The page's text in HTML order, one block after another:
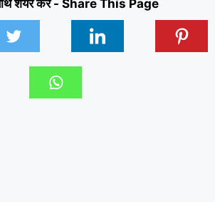
शेयर करे - Share This Page